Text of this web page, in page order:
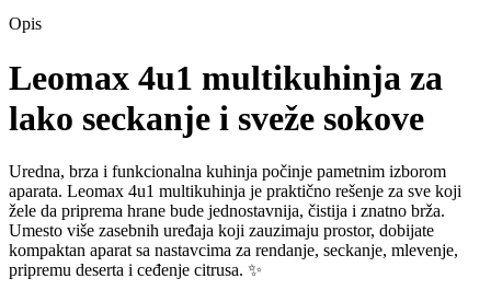
Opis
Leomax 4u1 multikuhinja za
lako seckanje i sveže sokove
Uredna, brza i funkcionalna kuhinja počinje pametnim izborom
aparata. Leomax 4u1 multikuhinja je praktično rešenje za sve koji
žele da priprema hrane bude jednostavnija, čistija i znatno brža.
Umesto više zasebnih uređaja koji zauzimaju prostor, dobijate
kompaktan aparat sa nastavcima za rendanje, seckanje, mlevenje,
pripremu deserta i ceđenje citrusa. ✨